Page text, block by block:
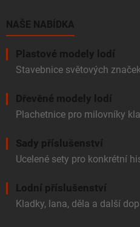
NAŠE NABÍDKA
Plastové modely lodí
Stavebnice světových
Dřevěné modely lodí
Plachetnice pro milovníky
Sady příslušenství
Ucelené sety pro konkrétní
Lodní příslušenství
Kladky, lana, děla a další